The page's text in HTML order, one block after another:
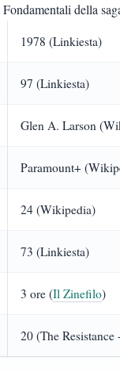
Fondamentali della
1978 (Linkiesta)
97 (Linkiesta)
Glen A. Larson
Paramount+
24 (Wikipedia)
73 (Linkiesta)
3 ore (Il Zinefilo)
20 (The